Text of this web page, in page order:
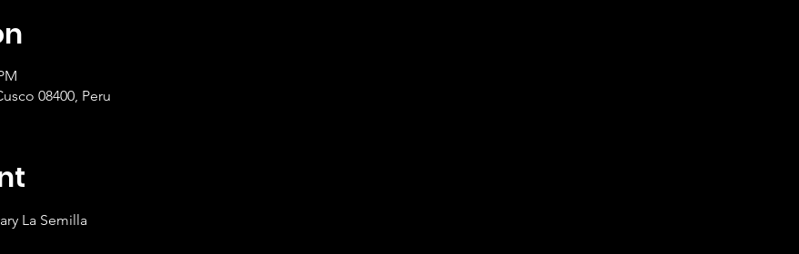
08400, Peru
La Semilla